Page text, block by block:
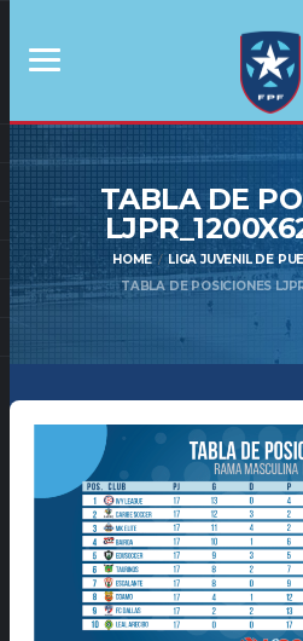
TABLA DE
HOME
LIGA JUVENIL DE
TABLA DE POSICIONES